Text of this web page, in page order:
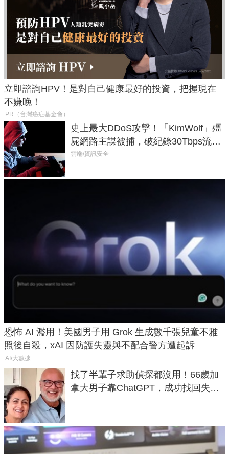
立即諮詢HPV！是對自己健康最好的投資，把握現在
不嫌晚！
PR（台灣癌症基金會）
史上最大DDoS攻擊！「KimWolf」殭
屍網路主謀被捕，破紀錄30Tbps流量
癱瘓全球！
雲端/資訊安全
恐怖 AI 濫用！美國男子用 Grok 生成數千張兒童不雅
照後自殺，xAI 因防護失靈與不配合警方遭起訴
AI/大數據
找了半輩子求助偵探都沒用！66歲加
拿大男子靠ChatGPT，成功找回失散